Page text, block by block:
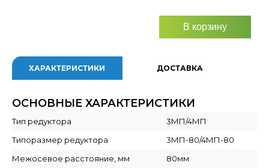
В корзину
ХАРАКТЕРИСТИКИ ДОСТАВКА
ОСНОВНЫЕ ХАРАКТЕРИСТИКИ
Тип редуктора
3МП/4МП
Типоразмер редуктора
3МП-80/4МП-80
Межосевое расстояние, мм
80мм